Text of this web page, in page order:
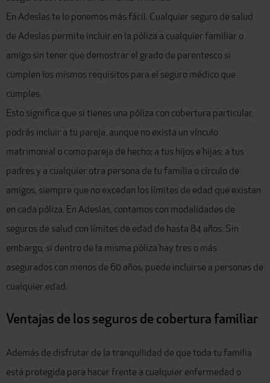
En Adeslas te lo ponemos más fácil. Cualquier seguro de salud
de Adeslas permite incluir en la póliza a cualquier familiar o
amigo sin tener que demostrar el grado de parentesco si
cumplen los mismos requisitos para el seguro médico que
cumples.
Esto significa que si tienes una póliza con cobertura particular,
podrás incluir a tu pareja, aunque no exista un vínculo
matrimonial o como pareja de hecho; a tus hijos e hijas; a tus
padres y a cualquier otra persona de tu familia o círculo de
amigos, siempre que no excedan los límites de edad que existan
en cada póliza. En Adeslas, contamos con modalidades de
seguros de salud con límites de edad de hasta 84 años. Sin
embargo, si dentro de la misma póliza hay tres o más
asegurados con menos de 60 años, puede incluirse a personas de
cualquier edad.
Ventajas de los seguros de cobertura familiar
Además de disfrutar de la tranquilidad de que toda tu familia
está protegida para hacer frente a cualquier enfermedad o